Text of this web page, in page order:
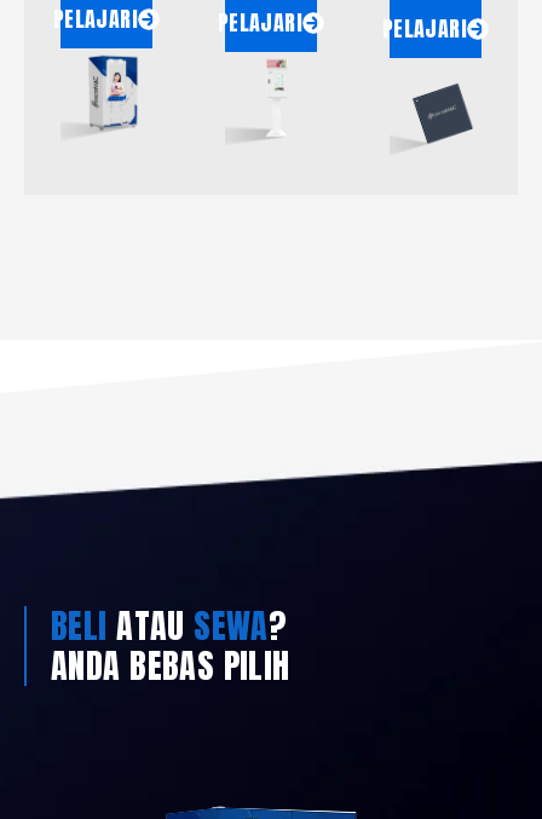
PELAJARI PELAJARI PELAJARI
BELI ATAU SEWA?
ANDA BEBAS PILIH